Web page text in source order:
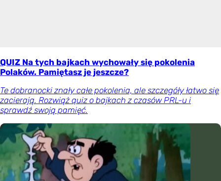
QUIZ Na tych bajkach wychowały się pokolenia
Polaków. Pamiętasz je jeszcze?
Te dobranocki znały całe pokolenia, ale szczegóły łatwo się
zacierają. Rozwiąż quiz o bajkach z czasów PRL-u i
sprawdź swoją pamięć.